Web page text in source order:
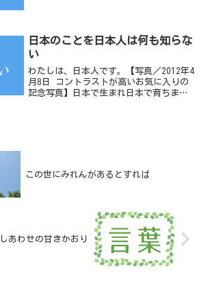
日本のことを日本人は何も知らな
い
わたしは、日本人です。【写真／2012年4
月8日 コントラストが高いお気に入りの
記念写真】日本で生まれ日本で育ちまし
この世にみれんがあるとすれば
しあわせの甘きかおり